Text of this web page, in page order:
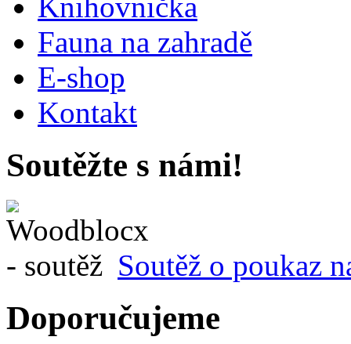
Knihovnička
Fauna na zahradě
E-shop
Kontakt
Soutěžte s námi!
Soutěž o poukaz
Doporučujeme